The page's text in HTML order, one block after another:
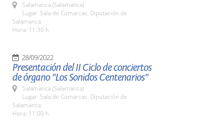
Salamanca (Salamanca)
Lugar: Sala de Comarcas. Diputación de
Salamanca
Hora: 11:30 h.
28/09/2022
Presentación del II Ciclo de conciertos
de órgano "Los Sonidos Centenarios"
Salamanca (Salamanca)
Lugar: Sala de Comarcas. Diputación de
Salamanca
Hora: 11:00 h.